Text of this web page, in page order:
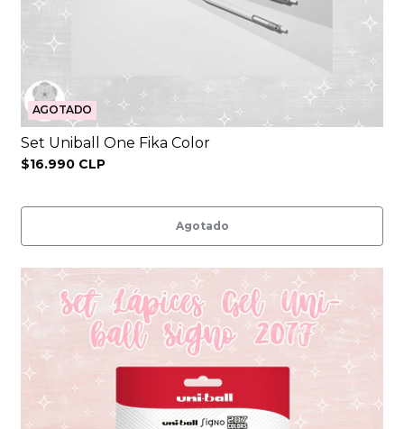
AGOTADO
Set Uniball One Fika Color
$16.990 CLP
Agotado